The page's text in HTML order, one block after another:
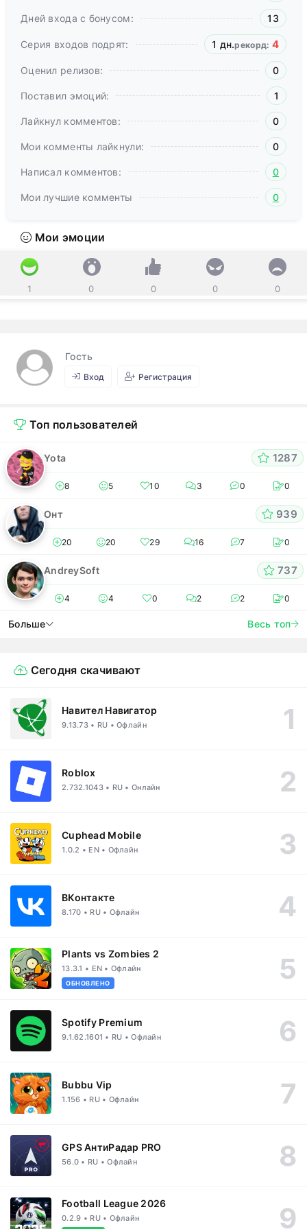
Дней входа с бонусом: 13
Серия входов подрят: 1 дн.рекорд: 4
Оценил релизов: 0
Поставил эмоций: 1
Лайкнул комментов: 0
Мои комменты лайкнули: 0
Написал комментов: 0
Мои лучшие комменты 0
Мои эмоции
1 0 0 0 0
Гость
Вход Регистрация
Топ пользователей
Yota 1287
8 5 10 3 0 0
Онт 939
20 20 29 16 7 0
AndreySoft 737
4 4 0 2 2 0
Больше Весь топ
Сегодня скачивают
Навител Навигатор
9.13.73 • RU • Офлайн
Roblox
2.732.1043 • RU • Онлайн
Cuphead Mobile
1.0.2 • EN • Офлайн
ВКонтакте
8.170 • RU • Офлайн
Plants vs Zombies 2
13.3.1 • EN • Офлайн
ОБНОВЛЕНО
Spotify Premium
9.1.62.1601 • RU • Офлайн
Bubbu Vip
1.156 • RU • Офлайн
GPS АнтиРадар PRO
56.0 • RU • Офлайн
Football League 2026
0.2.9 • RU • Офлайн